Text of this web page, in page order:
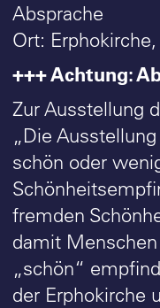
Absprache
Ort:
+++ Achtung:
Zur Ausstellung
„Die
schön oder
fremden
damit
„schön“
der Erphokirche